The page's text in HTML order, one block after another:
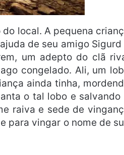
local. A pequena
de seu amigo Sigurd
um adepto do clã
congelado. Ali, um
ainda tinha,
o tal lobo e salvando
raiva e sede de
para vingar o nome de